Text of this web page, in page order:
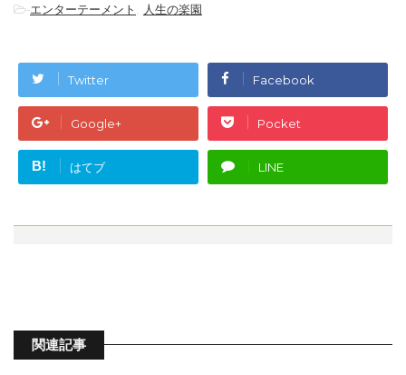
-エンターテーメント , 人生の楽園
Twitter Facebook
Google+ Pocket
B! はてブ LINE
関連記事